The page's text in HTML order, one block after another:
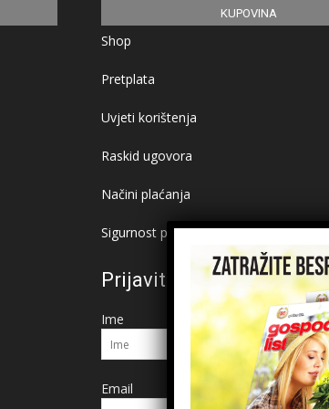
KUPOVINA
Shop
Pretplata
Uvjeti korištenja
Raskid ugovora
Načini plaćanja
Sigurnost plaćanja
Prijavite se na newsletter
Ime
Email